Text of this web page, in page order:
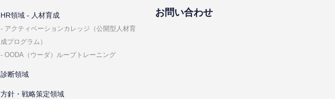
HR領域 - ⼈材育成
アクティベーションカレッジ（公開型⼈材育
成プログラム）
OODA（ウーダ）ループトレーニング
診断領域
⽅針・戦略策定領域
お問い合わせ